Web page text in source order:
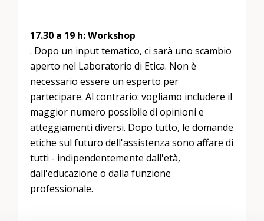
17.30 a 19 h: Workshop
. Dopo un input tematico, ci sarà uno scambio
aperto nel Laboratorio di Etica. Non è
necessario essere un esperto per
partecipare. Al contrario: vogliamo includere il
maggior numero possibile di opinioni e
atteggiamenti diversi. Dopo tutto, le domande
etiche sul futuro dell'assistenza sono affare di
tutti - indipendentemente dall'età,
dall'educazione o dalla funzione
professionale.